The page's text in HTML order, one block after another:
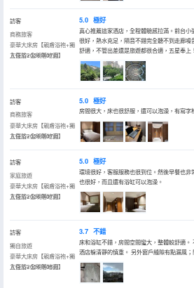
訪客
商務旅客
豪華大床房【親膚浴袍+獨
立衞浴+全明落地窗】
入住於2026年07月
5.0 極好
真心推薦這家酒店，全程體驗感拉滿。前台
很好，熱水充足，隔音不錯完全聽不到走廊
舒適，不管出差還是旅遊都很合適，五星奉上！
訪客
商務旅客
豪華大床房【親膚浴袍+獨
立衞浴+全明落地窗】
入住於2026年07月
5.0 極好
房間很大，床也很舒服，還可以泡澡，有寫
訪客
家庭旅遊
豪華大床房【親膚浴袍+獨
立衞浴+全明落地窗】
入住於2026年07月
5.0 極好
環境很好，客服服務也很到位。然後早餐也
也很好，而且還有浴缸可以泡澡。
訪客
獨自旅遊
豪華大床房【親膚浴袍+獨
立衞浴+全明落地窗】
入住於2026年05月
3.7 不錯
床和浴缸不錯，房間空間蠻大，整體較舒適
酒店躲清靜的慎重。 另外窗戶縫隙有點漏風